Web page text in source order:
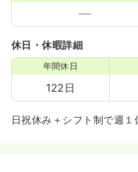
休日・休暇詳細
年間休日
122日
日祝休み＋シフト制で週１